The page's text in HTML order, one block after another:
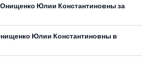
Онищенко Юлии Константиновны за
Юлии Константиновны в